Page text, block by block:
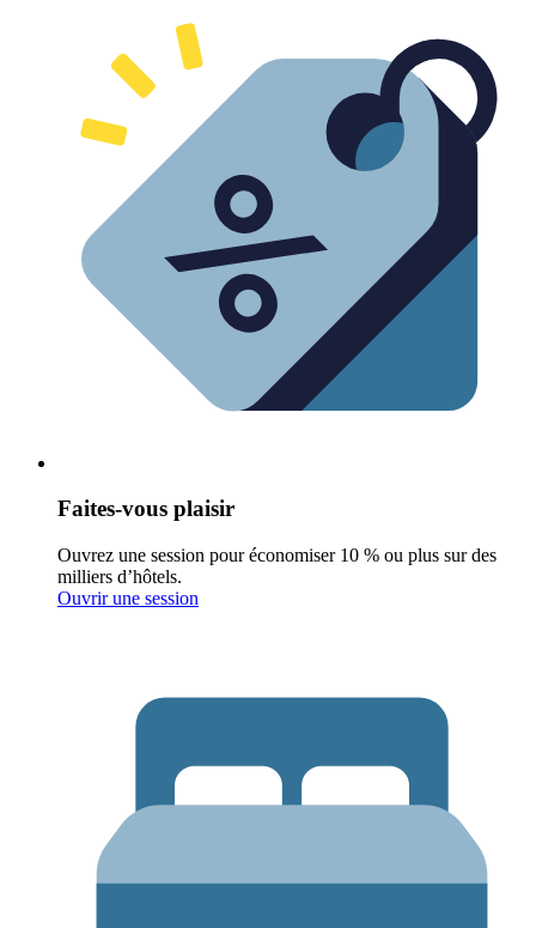
Faites-vous plaisir
Ouvrez une session pour économiser 10 % ou plus sur des
milliers d’hôtels.
Ouvrir une session